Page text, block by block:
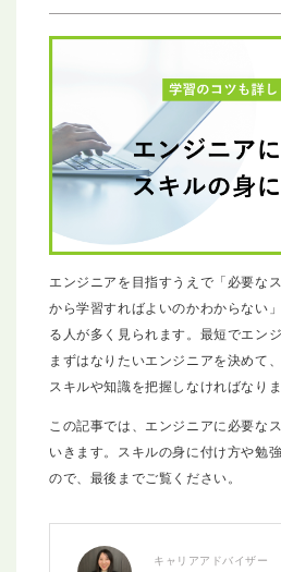
エンジニアを目指すうえで「必要な
から学習すればよいのかわからない
る人が多く見られます。最短でエン
まずはなりたいエンジニアを決めて
スキルや知識を把握しなければなりま
この記事では、エンジニアに必要な
いきます。スキルの身に付け方や勉
ので、最後までご覧ください。
キャリアアドバイザー